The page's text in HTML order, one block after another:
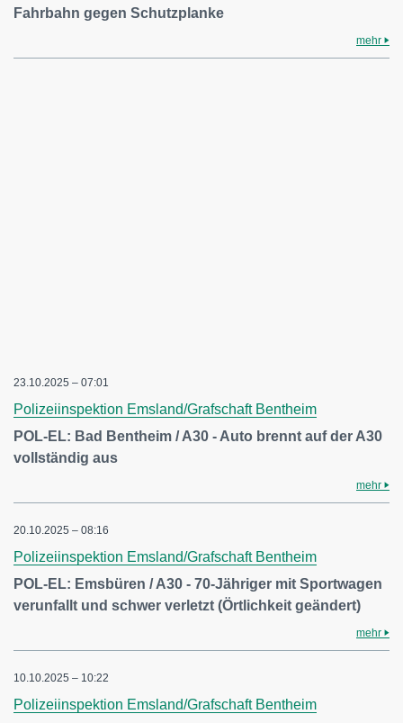
Fahrbahn gegen Schutzplanke
mehr
23.10.2025 – 07:01
Polizeiinspektion Emsland/Grafschaft Bentheim
POL-EL: Bad Bentheim / A30 - Auto brennt auf der A30
vollständig aus
mehr
20.10.2025 – 08:16
Polizeiinspektion Emsland/Grafschaft Bentheim
POL-EL: Emsbüren / A30 - 70-Jähriger mit Sportwagen
verunfallt und schwer verletzt (Örtlichkeit geändert)
mehr
10.10.2025 – 10:22
Polizeiinspektion Emsland/Grafschaft Bentheim